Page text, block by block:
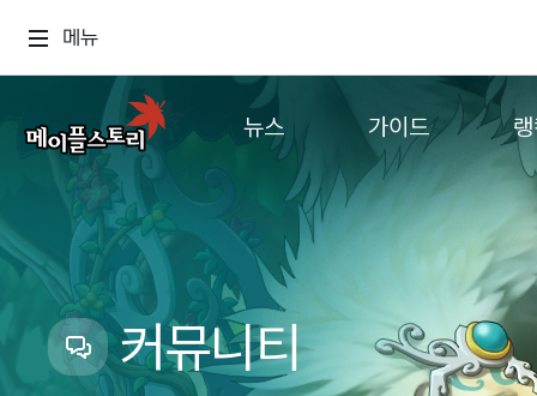
메뉴
뉴스
업데이트
이벤트
캐시샵 공지
메이플 알림판
with maple
가이드
추가정보
컨텐
커뮤니티